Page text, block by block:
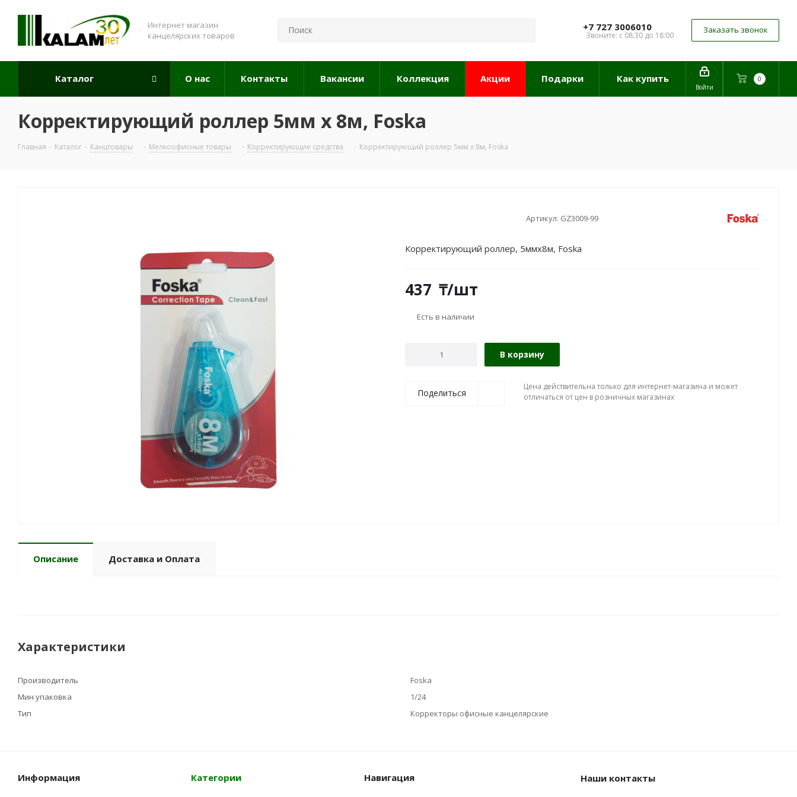
Интернет магазин
канцелярских товаров
+7 727 3006010
Звоните: с 08:30 до 18:00
Заказать звонок
0
Войти
Каталог О нас Контакты Вакансии Коллекция Акции Подарки Как купить
Корректирующий роллер 5мм x 8м, Foska
Главная - Каталог - Канцтовары - Мелкоофисные товары - Корректирующие средства - Корректирующий роллер 5мм x 8м, Foska
Артикул: GZ3009-99
Корректирующий роллер, 5ммx8м, Foska
437 ₸/шт
Есть в наличии
В корзину
Поделиться
Цена действительна только для интернет-магазина и может
отличаться от цен в розничных магазинах
Описание Доставка и Оплата
Характеристики
Производитель
Foska
Мин упаковка
1/24
Тип
Корректоры офисные канцелярские
Информация Категории Навигация Наши контакты